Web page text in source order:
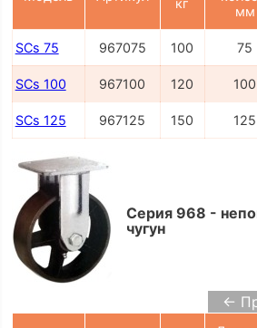
мм
SCs 75 967075 100 75
SCs 100 967100 120 100
SCs 125 967125 150 125
Серия 968 -
чугун
←